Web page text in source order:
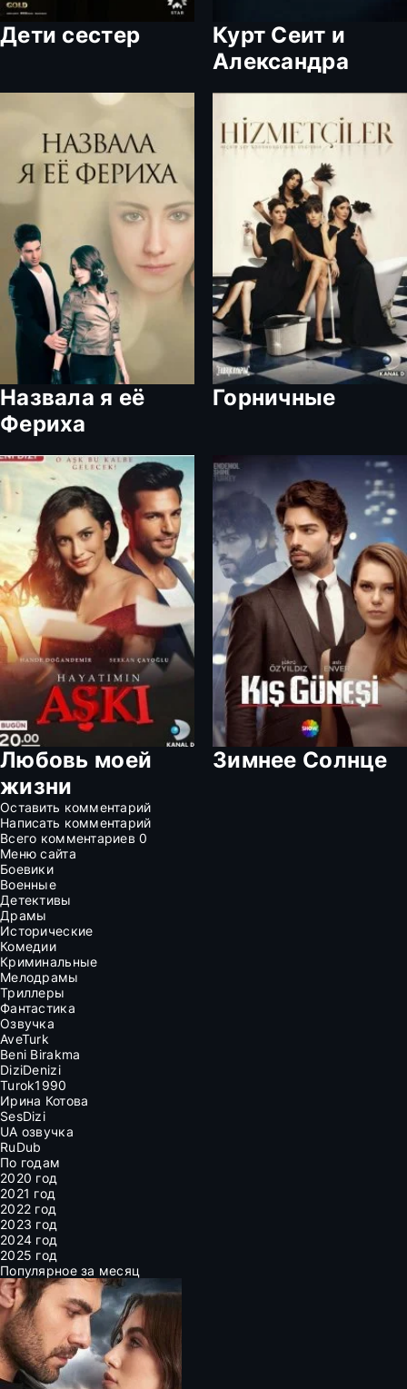
Дети сестер
Курт Сеит и
Александра
Назвала я её
Фериха
Горничные
Любовь моей
жизни
Зимнее Солнце
Оставить комментарий
Написать комментарий
Всего комментариев0
Меню сайта
Боевики
Военные
Детективы
Драмы
Исторические
Комедии
Криминальные
Мелодрамы
Триллеры
Фантастика
Озвучка
AveTurk
Beni Birakma
DiziDenizi
Turok1990
Ирина Котова
SesDizi
UA озвучка
RuDub
По годам
2020 год
2021 год
2022 год
2023 год
2024 год
2025 год
Популярное за месяц